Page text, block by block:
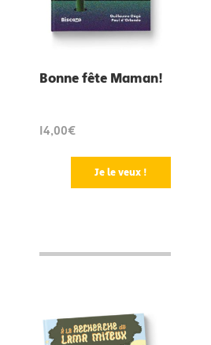
Bonne fête Maman!
14,00€
Je le veux !